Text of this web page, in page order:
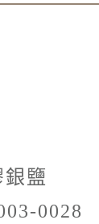
銀鹽
0028